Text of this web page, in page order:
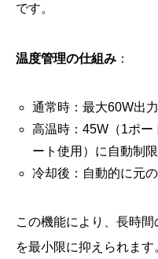
です。
温度管理の仕組み ：
通常時：最大60W出力
高温時：45W（1ポー
ート使用）に自動制限
冷却後：自動的に元
この機能により、長時
を最小限に抑えられます